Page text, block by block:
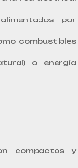
por
combustibles
o energía
compactos y